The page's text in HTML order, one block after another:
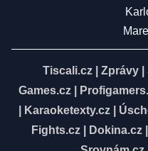
Tiscali.cz Zprávy
Games.cz
Karaoketexty.cz|
Fights.cz
Dokina.cz